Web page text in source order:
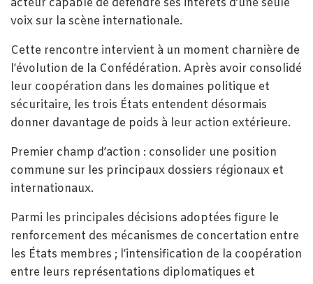
acteur capable de défendre ses intérêts d’une seule
voix sur la scène internationale.
Cette rencontre intervient à un moment charnière de
l’évolution de la Confédération. Après avoir consolidé
leur coopération dans les domaines politique et
sécuritaire, les trois États entendent désormais
donner davantage de poids à leur action extérieure.
Premier champ d’action : consolider une position
commune sur les principaux dossiers régionaux et
internationaux.
Parmi les principales décisions adoptées figure le
renforcement des mécanismes de concertation entre
les États membres ; l’intensification de la coopération
entre leurs représentations diplomatiques et